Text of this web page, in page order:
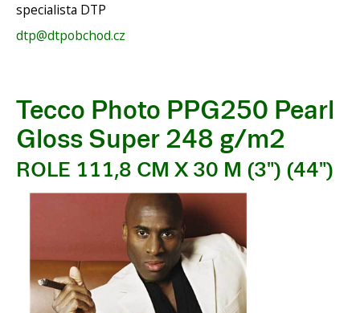
specialista DTP
dtp@dtpobchod.cz
Tecco Photo PPG250 Pearl
Gloss Super 248 g/m2
ROLE 111,8 CM X 30 M (3") (44")